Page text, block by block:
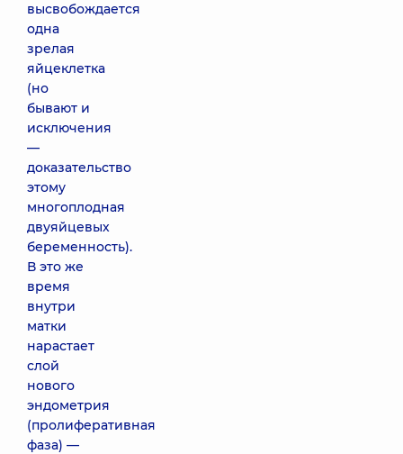
высвобождается
одна
зрелая
яйцеклетка
(но
бывают и
исключения
—
доказательство
этому
многоплодная
двуяйцевых
беременность).
В это же
время
внутри
матки
нарастает
слой
нового
эндометрия
(пролиферативная
фаза) —